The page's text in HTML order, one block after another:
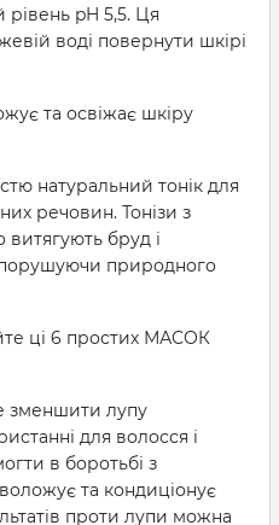
pH 5,5. Ця
воді повернути шкірі
та освіжає шкіру
натуральний тонік для
речовин. Тонізи з
бруд і
природного
ці 6 простих МАСОК
зменшити лупу
для волосся і
в боротьбі з
та кондиціонує
проти лупи можна